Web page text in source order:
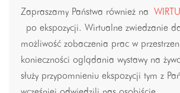
Zapraszamy Państwa również na
po ekspozycji. Wirtualne zwiedzanie
możliwość zobaczenia prac w
konieczności oglądania wystawy na
służy przypomnieniu ekspozycji tym z